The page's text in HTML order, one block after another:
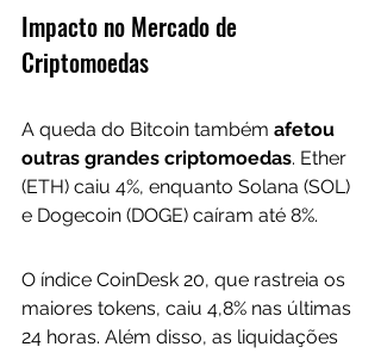
Impacto no Mercado de
Criptomoedas
A queda do Bitcoin também afetou
outras grandes criptomoedas. Ether
(ETH) caiu 4%, enquanto Solana (SOL)
e Dogecoin (DOGE) caíram até 8%.
O índice CoinDesk 20, que rastreia os
maiores tokens, caiu 4,8% nas últimas
24 horas. Além disso, as liquidações